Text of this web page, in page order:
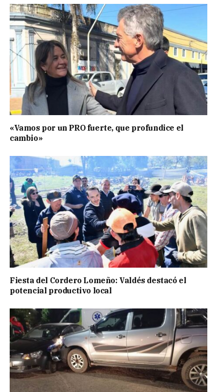
«Vamos por un PRO fuerte, que profundice el
cambio»
Fiesta del Cordero Lomeño: Valdés destacó el
potencial productivo local